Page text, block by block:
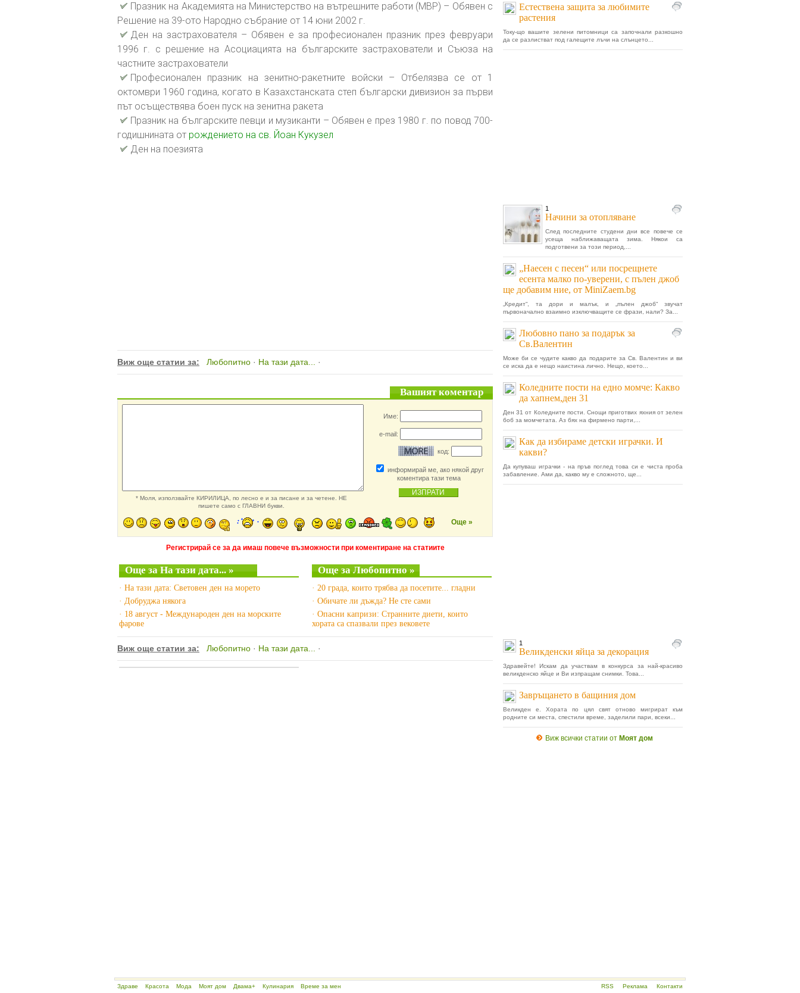
Празник на Академията на Министерство на вътрешните работи (МВР) – Обявен с
Решение на 39-ото Народно събрание от 14 юни 2002 г.
Ден на застрахователя – Обявен е за професионален празник през февруари
1996 г. с решение на Асоциацията на българските застрахователи и Съюза на
частните застрахователи
Професионален празник на зенитно-ракетните войски – Отбелязва се от 1
октомври 1960 година, когато в Казахстанската степ български дивизион за първи
път осъществява боен пуск на зенитна ракета
Празник на българските певци и музиканти – Обявен е през 1980 г. по повод 700-
годишнината от рождението на св. Йоан Кукузел
Ден на поезията
Виж още статии за: Любопитно · На тази дата... ·
Вашият коментар
* Моля, използвайте КИРИЛИЦА, по лесно е и за писане и за четене. НЕ
пишете само с ГЛАВНИ букви.
Име:
e-mail:
код:
информирай ме, ако някой друг
коментира тази тема
Още »
Регистрирай се за да имаш повече възможности при коментиране на статиите
Още за На тази дата... »
· На тази дата: Световен ден на морето
· Добруджа някога
· 18 август - Международен ден на морските
фарове
Още за Любопитно »
· 20 града, които трябва да посетите... гладни
· Обичате ли дъжда? Не сте сами
· Опасни капризи: Странните диети, които
хората са спазвали през вековете
Виж още статии за: Любопитно · На тази дата... ·
Естествена защита за любимите
растения
Току-що вашите зелени питомници са започнали разкошно
да се разлистват под галещите лъчи на слънцето...
1
Начини за отопляване
След последните студени дни все повече се
усеща наближаващата зима. Някои са
подготвени за този период,...
„Наесен с песен“ или посрещнете
есента малко по-уверени, с пълен джоб
ще добавим ние, от MiniZaem.bg
„Кредит“, та дори и малък, и „пълен джоб“ звучат
първоначално взаимно изключващите се фрази, нали? За...
Любовно пано за подарък за
Св.Валентин
Може би се чудите какво да подарите за Св. Валентин и ви
се иска да е нещо наистина лично. Нещо, което...
Коледните пости на едно момче: Какво
да хапнем,ден 31
Ден 31 от Коледните пости. Снощи приготвих яхния от зелен
боб за момчетата. Аз бях на фирмено парти,...
Как да избираме детски играчки. И
какви?
Да купуваш играчки - на пръв поглед това си е чиста проба
забавление. Ами да, какво му е сложното, ще...
1
Великденски яйца за декорация
Здравейте! Искам да участвам в конкурса за най-красиво
великденско яйце и Ви изпращам снимки. Това...
Завръщането в бащиния дом
Великден е. Хората по цял свят отново мигрират към
родните си места, спестили време, заделили пари, всеки...
Виж всички статии от Моят дом
Здраве Красота Мода Моят дом Двама+ Кулинария Време за мен RSS Реклама Контакти